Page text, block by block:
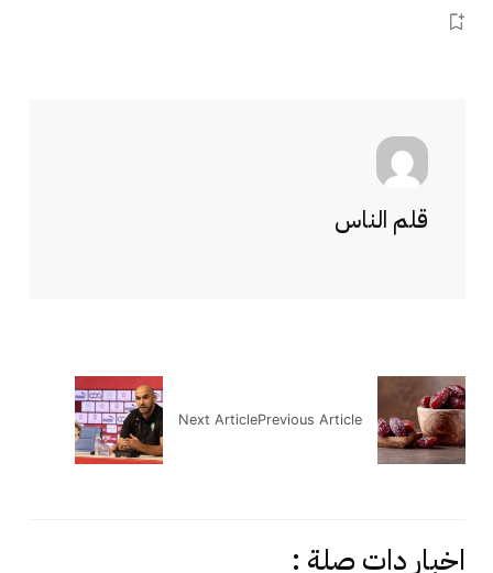
قلم الناس
Previous Article
Next Article
اخبار دات صلة :